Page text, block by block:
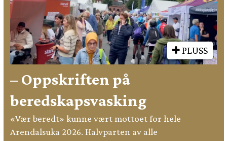
PLUSS
– Oppskriften på
beredskapsvasking
«Vær beredt» kunne vært mottoet for hele
Arendalsuka 2026. Halvparten av alle